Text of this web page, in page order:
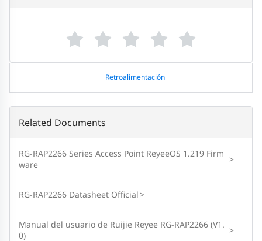
Retroalimentación
Related Documents
RG-RAP2266 Series Access Point ReyeeOS 1.219 Firm
ware
>
RG-RAP2266 Datasheet Official>
Manual del usuario de Ruijie Reyee RG-RAP2266 (V1.
0)
>